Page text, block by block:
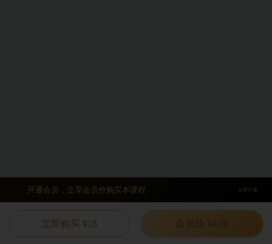
开通会员，立享会员价购买本课程 立即开通
立即购买 ¥18